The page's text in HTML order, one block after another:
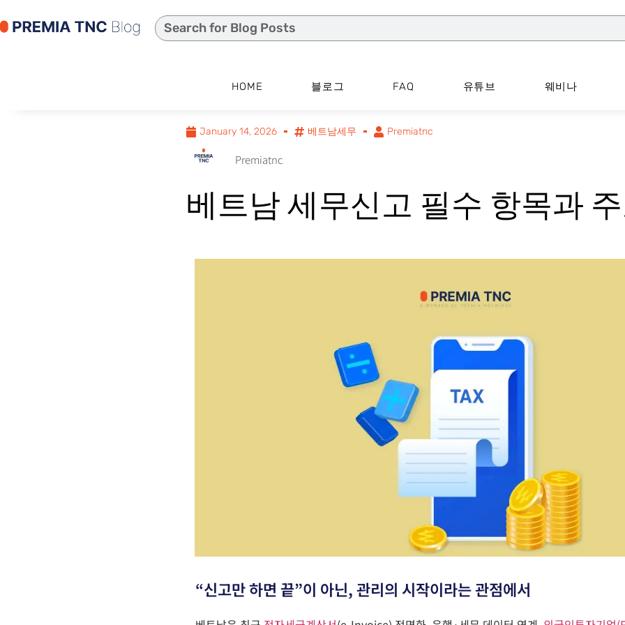
HOME 블로그 FAQ 유튜브 웨비나
January 14, 2026 베트남세무 Premiatnc
Premiatnc
베트남 세무신고 필수 항목과
“신고만 하면 끝”이 아닌, 관리의 시작이라는 관점에서